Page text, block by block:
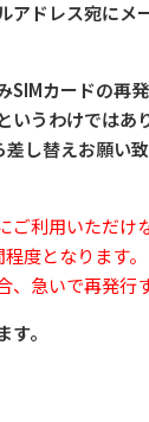
ドレス宛にメ
カードの再
いうわけではあ
し替えお願い致
利用いただけ
度となります
急いで再発行
。